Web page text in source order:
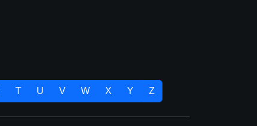
T U V W X Y Z